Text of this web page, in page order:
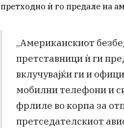
претходно ѝ го предале на
„Американскиот
претставници ѝ ги
вклучувајќи ги и
мобилни телефони и
фрлиле во корпа за
претседателскиот